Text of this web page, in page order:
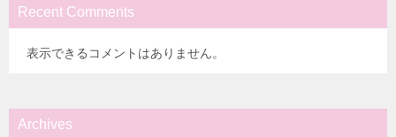
Recent Comments
表示できるコメントはありません。
Archives